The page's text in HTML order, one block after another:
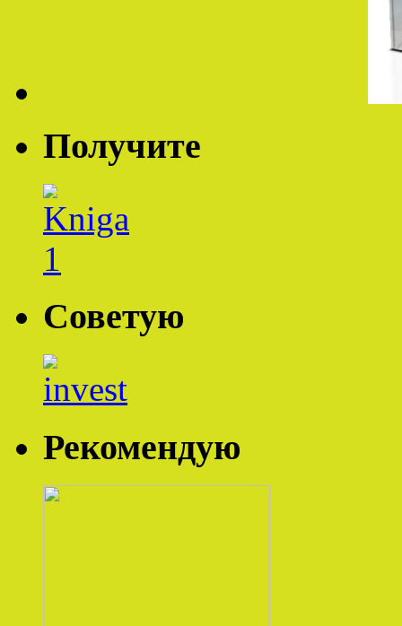
Получите
Советую
Рекомендую